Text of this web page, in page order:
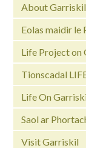
About
Eolas maidir le
Life Project on
Tionscadal
Life On
Saol ar
Visit Garriskil